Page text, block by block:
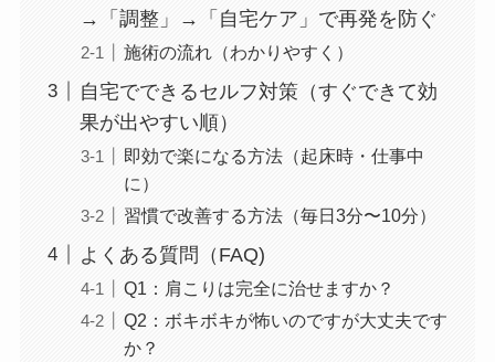
→「調整」→「自宅ケア」で再発を防ぐ
施術の流れ（わかりやすく）
自宅でできるセルフ対策（すぐできて効
果が出やすい順）
即効で楽になる方法（起床時・仕事中
に）
習慣で改善する方法（毎日3分〜10分）
よくある質問（FAQ)
Q1：肩こりは完全に治せますか？
Q2：ボキボキが怖いのですが大丈夫です
か？